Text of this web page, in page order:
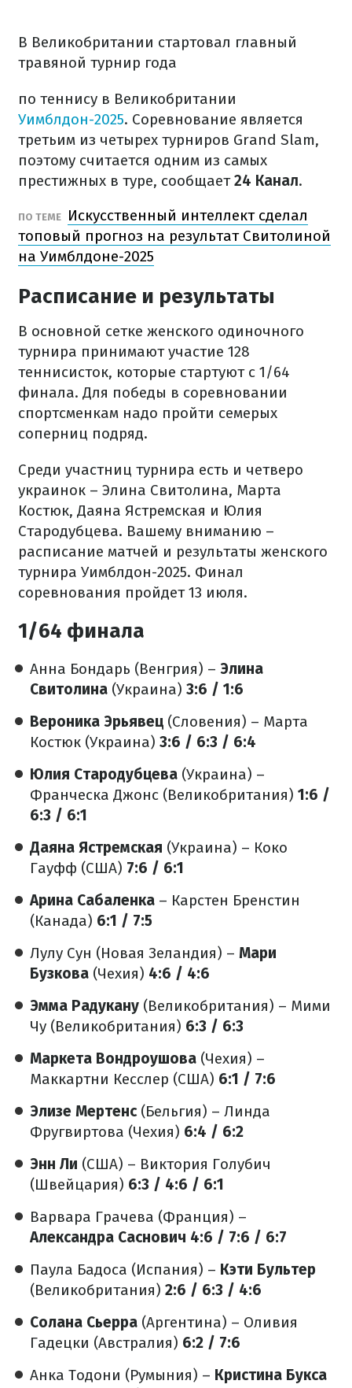
В Великобритании стартовал главный
травяной турнир года
по теннису в Великобритании
Уимблдон-2025. Соревнование является
третьим из четырех турниров Grand Slam,
поэтому считается одним из самых
престижных в туре, сообщает24 Канал.
ПО ТЕМЕ
Искусственный интеллект сделал
топовый прогноз на результат Свитолиной
на Уимблдоне-2025
Расписание и результаты
В основной сетке женского одиночного
турнира принимают участие 128
теннисисток, которые стартуют с 1/64
финала. Для победы в соревновании
спортсменкам надо пройти семерых
соперниц подряд.
Среди участниц турнира есть и четверо
украинок – Элина Свитолина, Марта
Костюк, Даяна Ястремская и Юлия
Стародубцева. Вашему вниманию –
расписание матчей и результаты женского
турнира Уимблдон-2025. Финал
соревнования пройдет 13 июля.
1/64 финала
Анна Бондарь (Венгрия) – Элина
Свитолина (Украина) 3:6 / 1:6
Вероника Эрьявец (Словения) – Марта
Костюк (Украина) 3:6 / 6:3 / 6:4
Юлия Стародубцева (Украина) –
Франческа Джонс (Великобритания) 1:6 /
6:3 / 6:1
Даяна Ястремская (Украина) – Коко
Гауфф (США) 7:6 / 6:1
Арина Сабаленка – Карстен Бренстин
(Канада) 6:1 / 7:5
Лулу Сун (Новая Зеландия) – Мари
Бузкова (Чехия) 4:6 / 4:6
Эмма Радукану (Великобритания) – Мими
Чу (Великобритания) 6:3 / 6:3
Маркета Вондроушова (Чехия) –
Маккартни Кесслер (США) 6:1 / 7:6
Элизе Мертенс(Бельгия) – Линда
Фругвиртова (Чехия) 6:4 / 6:2
Энн Ли (США) – Виктория Голубич
(Швейцария) 6:3 / 4:6 / 6:1
Варвара Грачева (Франция) –
Александра Саснович 4:6 / 7:6 / 6:7
Паула Бадоса (Испания) – Кэти Бультер
(Великобритания) 2:6 / 6:3 / 4:6
Солана Сьерра (Аргентина) – Оливия
Гадецки (Австралия) 6:2 / 7:6
Анка Тодони (Румыния) – Кристина Букса